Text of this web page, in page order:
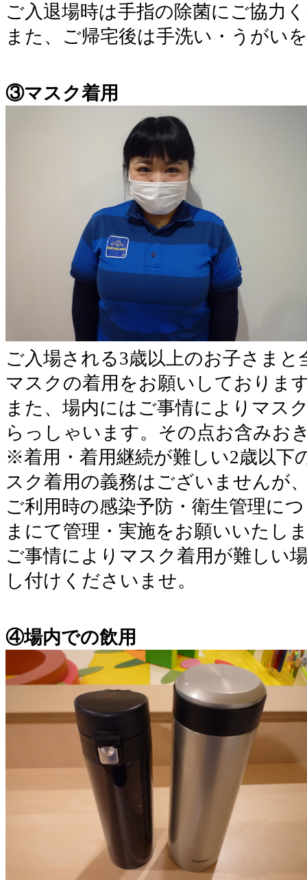
ご入退場時は手指の除菌にご協力
また、ご帰宅後は手洗い・うがい
③マスク着用
ご入場される3歳以上のお子さま
マスクの着用をお願いしておりま
また、場内にはご事情によりマス
らっしゃいます。その点お含みお
※着用・着用継続が難しい2歳以下
スク着用の義務はございませんが
ご利用時の感染予防・衛生管理に
まにて管理・実施をお願いいたし
ご事情によりマスク着用が難しい
し付けくださいませ。
④場内での飲用